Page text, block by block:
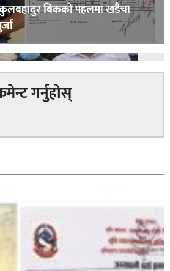
कुलबहादुर बिककाे पहलमा खडैचा
गर्नुहोस्